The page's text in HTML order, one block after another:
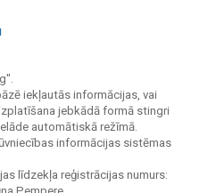
iekļautās informācijas, vai
jebkādā formā stingri
automātiskā režīmā.
informācijas sistēmas
līdzekļa reģistrācijas numurs: